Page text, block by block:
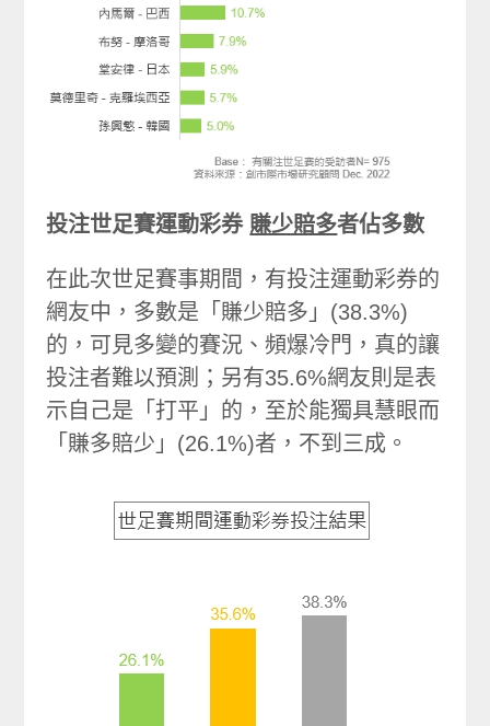
投注世足賽運動彩券 賺少賠多者佔多數
在此次世足賽事期間，有投注運動彩券的
網友中，多數是「賺少賠多」(38.3%)
的，可見多變的賽況、頻爆冷門，真的讓
投注者難以預測；另有35.6%網友則是表
示自己是「打平」的，至於能獨具慧眼而
「賺多賠少」(26.1%)者，不到三成。